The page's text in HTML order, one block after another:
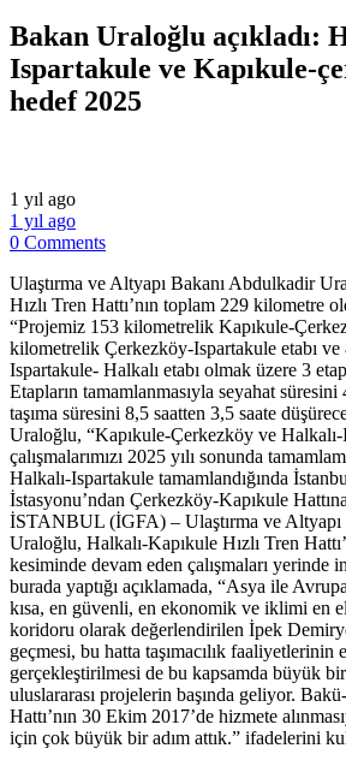
Bakan Uraloğlu açıkladı:
Ispartakule ve Kapıkule-
hedef 2025
1 yıl ago
1 yıl ago
0 Comments
Ulaştırma ve Altyapı Bakanı Abdulkadir
Hızlı Tren Hattı’nın toplam 229 kilometre
“Projemiz 153 kilometrelik Kapıkule-
kilometrelik Çerkezköy-Ispartakule etabı
Ispartakule- Halkalı etabı olmak üzere 3
Etapların tamamlanmasıyla seyahat
taşıma süresini 8,5 saatten 3,5 saate
Uraloğlu, “Kapıkule-Çerkezköy ve Halkalı-
çalışmalarımızı 2025 yılı sonunda
Halkalı-Ispartakule tamamlandığında
İstasyonu’ndan Çerkezköy-Kapıkule
İSTANBUL (İGFA) – Ulaştırma ve Altyapı
Uraloğlu, Halkalı-Kapıkule Hızlı Tren
kesiminde devam eden çalışmaları yerinde
burada yaptığı açıklamada, “Asya ile
kısa, en güvenli, en ekonomik ve iklimi en
koridoru olarak değerlendirilen İpek
geçmesi, bu hatta taşımacılık faaliyetlerinin
gerçekleştirilmesi de bu kapsamda büyük
uluslararası projelerin başında geliyor.
Hattı’nın 30 Ekim 2017’de hizmete
için çok büyük bir adım attık.” ifadelerini